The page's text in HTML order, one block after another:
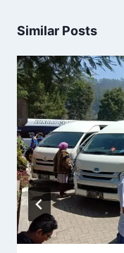
Similar Posts